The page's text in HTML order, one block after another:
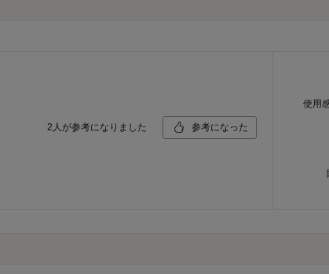
2 人が参考になりました 参考になった
使用